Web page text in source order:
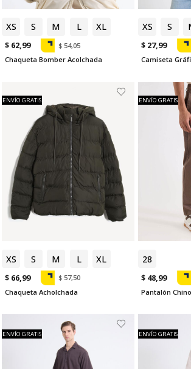
XS S M L XL
$ 62,99
$ 54,05
Chaqueta Bomber Acolchada
XS S
$ 27,99
Camiseta
XS S M L XL
ENVÍO GRATIS
$ 66,99
$ 57,50
Chaqueta Acholchada
28
ENVÍO GRATIS
$ 48,99
Pantalón
ENVÍO GRATIS ENVÍO GRATIS